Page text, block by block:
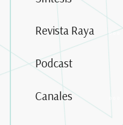
Revista Raya
Podcast
Canales